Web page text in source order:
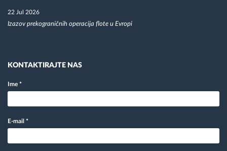
22 Jul 2026
Izazov prekograničnih operacija flote u Evropi
KONTAKTIRAJTE NAS
Ime *
E-mail *